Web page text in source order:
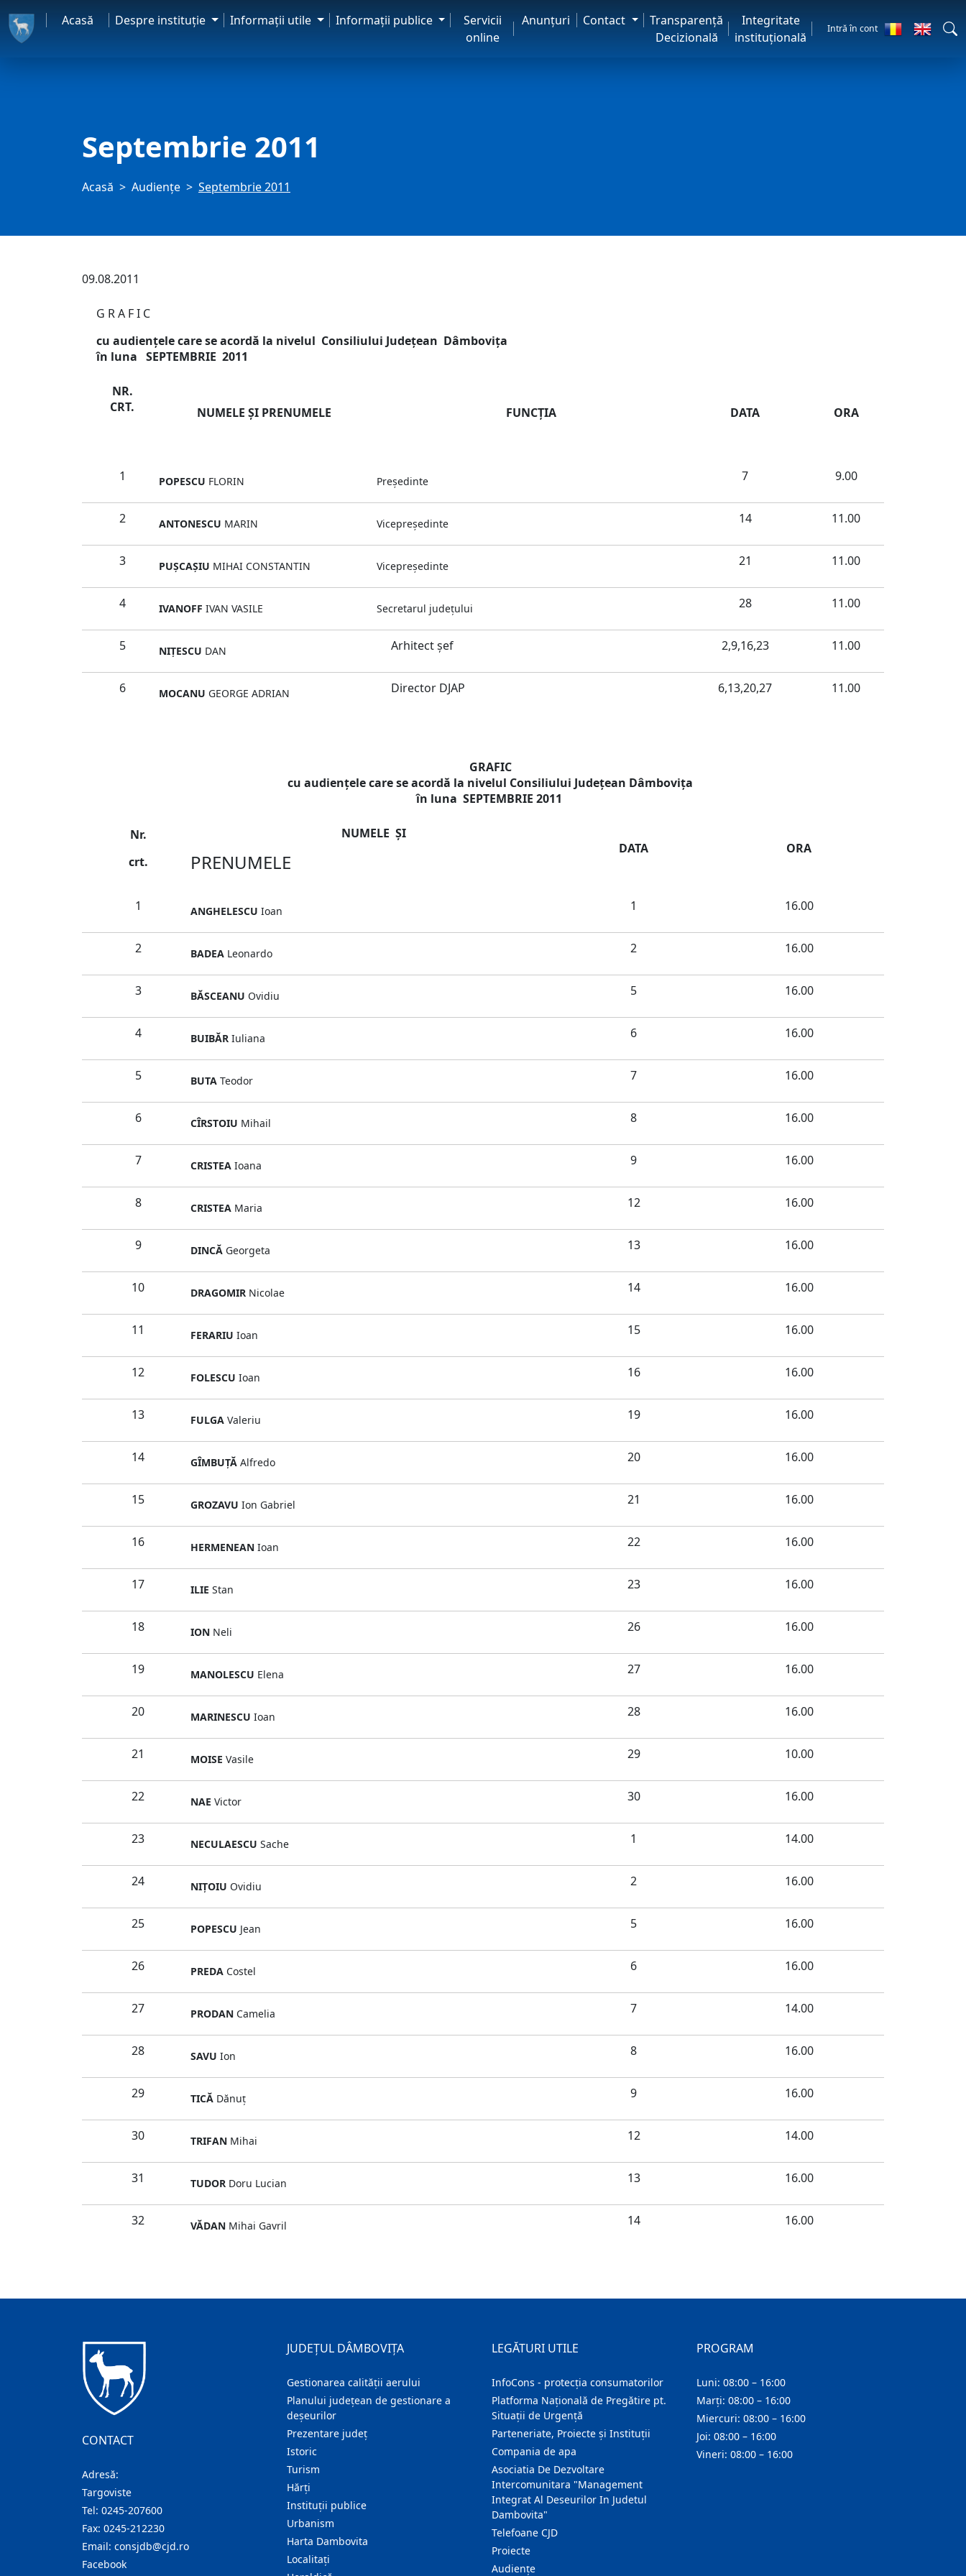
Acasă Despre instituţie Informaţii utile Informaţii publice
Servicii
online
Anunţuri Contact
Transparență
Decizională
Integritate
instituțională
Intră în cont
Septembrie 2011
Acasă Audienţe Septembrie 2011
09.08.2011
G R A F I C
cu audienţele care se acordă la nivelul Consiliului Judeţean Dâmboviţa
în luna SEPTEMBRIE 2011
NR.
CRT.
NUMELE ŞI PRENUMELE FUNCŢIA DATA ORA
1 POPESCU FLORIN Preşedinte 7 9.00
2 ANTONESCU MARIN Vicepreşedinte 14 11.00
3 PUŞCAŞIU MIHAI CONSTANTIN Vicepreşedinte 21 11.00
4 IVANOFF IVAN VASILE Secretarul judeţului 28 11.00
5 NIŢESCU DAN Arhitect şef 2,9,16,23 11.00
6 MOCANU GEORGE ADRIAN Director DJAP 6,13,20,27 11.00
GRAFIC
cu audienţele care se acordă la nivelul Consiliului Judeţean Dâmboviţa
în luna SEPTEMBRIE 2011
Nr.
crt.
NUMELE ŞI
PRENUMELE
DATA ORA
1 ANGHELESCU Ioan 1 16.00
2 BADEA Leonardo 2 16.00
3 BĂSCEANU Ovidiu 5 16.00
4 BUIBĂR Iuliana 6 16.00
5 BUTA Teodor 7 16.00
6 CÎRSTOIU Mihail 8 16.00
7 CRISTEA Ioana 9 16.00
8 CRISTEA Maria 12 16.00
9 DINCĂ Georgeta 13 16.00
10 DRAGOMIR Nicolae 14 16.00
11 FERARIU Ioan 15 16.00
12 FOLESCU Ioan 16 16.00
13 FULGA Valeriu 19 16.00
14 GÎMBUŢĂ Alfredo 20 16.00
15 GROZAVU Ion Gabriel 21 16.00
16 HERMENEAN Ioan 22 16.00
17 ILIE Stan 23 16.00
18 ION Neli 26 16.00
19 MANOLESCU Elena 27 16.00
20 MARINESCU Ioan 28 16.00
21 MOISE Vasile 29 10.00
22 NAE Victor 30 16.00
23 NECULAESCU Sache 1 14.00
24 NIŢOIU Ovidiu 2 16.00
25 POPESCU Jean 5 16.00
26 PREDA Costel 6 16.00
27 PRODAN Camelia 7 14.00
28 SAVU Ion 8 16.00
29 TICĂ Dănuţ 9 16.00
30 TRIFAN Mihai 12 14.00
31 TUDOR Doru Lucian 13 16.00
32 VĂDAN Mihai Gavril 14 16.00
CONTACT
Adresă:
Targoviste
Tel: 0245-207600
Fax: 0245-212230
Email: consjdb@cjd.ro
Facebook
JUDEȚUL DÂMBOVIȚA
Gestionarea calității aerului
Planului județean de gestionare a
deșeurilor
Prezentare judeţ
Istoric
Turism
Hărţi
Instituţii publice
Urbanism
Harta Dambovita
Localitaţi
LEGĂTURI UTILE
InfoCons - protecția consumatorilor
Platforma Națională de Pregătire pt.
Situații de Urgență
Parteneriate, Proiecte și Instituții
Compania de apa
Asociatia De Dezvoltare
Intercomunitara "Management
Integrat Al Deseurilor In Judetul
Dambovita"
Telefoane CJD
Proiecte
Audienţe
PROGRAM
Luni: 08:00 – 16:00
Marți: 08:00 – 16:00
Miercuri: 08:00 – 16:00
Joi: 08:00 – 16:00
Vineri: 08:00 – 16:00